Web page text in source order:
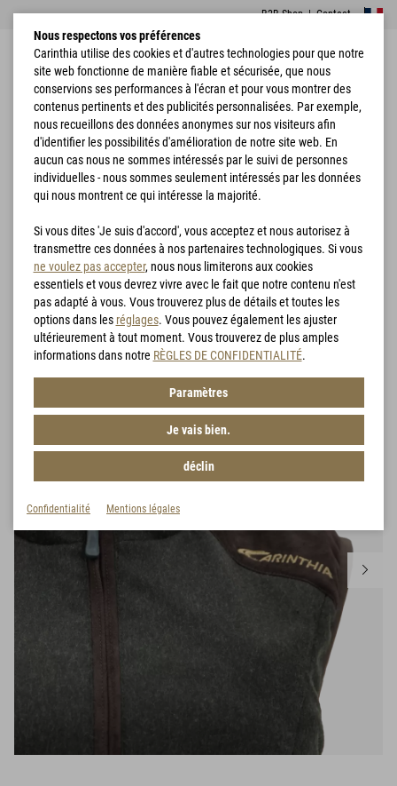
B2B Shop|Contact
Accueil Chasse
Vêtements de
chasse
G-LOFT® TLLG Vest Lady
Nous respectons vos préférences
Carinthia utilise des cookies et d'autres technologies pour que notre
site web fonctionne de manière fiable et sécurisée, que nous
conservions ses performances à l'écran et pour vous montrer des
contenus pertinents et des publicités personnalisées. Par exemple,
nous recueillons des données anonymes sur nos visiteurs afin
d'identifier les possibilités d'amélioration de notre site web. En
aucun cas nous ne sommes intéressés par le suivi de personnes
individuelles - nous sommes seulement intéressés par les données
qui nous montrent ce qui intéresse la majorité.
Si vous dites 'Je suis d'accord', vous acceptez et nous autorisez à
transmettre ces données à nos partenaires technologiques. Si vous
ne voulez pas accepter, nous nous limiterons aux cookies
essentiels et vous devrez vivre avec le fait que notre contenu n'est
pas adapté à vous. Vous trouverez plus de détails et toutes les
options dans les réglages. Vous pouvez également les ajuster
ultérieurement à tout moment. Vous trouverez de plus amples
informations dans notre RÈGLES DE CONFIDENTIALITÉ.
Paramètres
Je vais bien.
déclin
Confidentialité Mentions légales